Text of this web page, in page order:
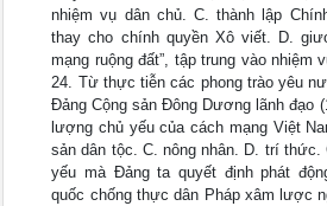
nhiệm vụ dân chủ. C. thành lập
thay cho chính quyền Xô viết. D.
mạng ruộng đất”, tập trung vào nhiệm
24. Từ thực tiễn các phong trào yêu
Đảng Cộng sản Đông Dương lãnh đạo
lượng chủ yếu của cách mạng Việt
sản dân tộc. C. nông nhân. D. trí thức.
yếu mà Đảng ta quyết định phát
quốc chống thực dân Pháp xâm lược